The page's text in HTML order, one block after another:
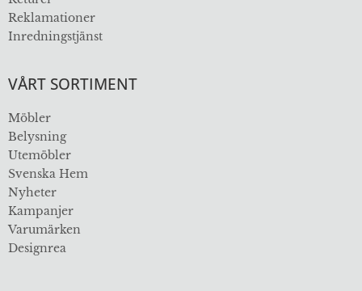
Reklamationer
Inredningstjänst
VÅRT SORTIMENT
Möbler
Belysning
Utemöbler
Svenska Hem
Nyheter
Kampanjer
Varumärken
Designrea